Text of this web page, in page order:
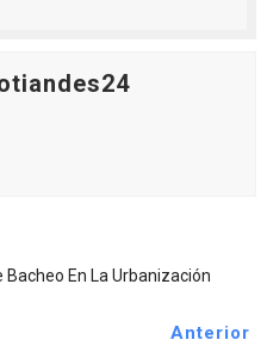
En La Urbanización
Anterior